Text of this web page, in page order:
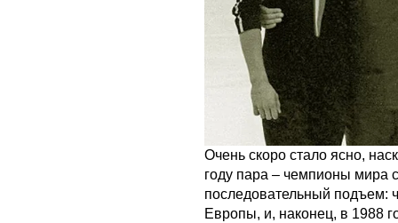
Очень скоро стало ясно,
году пара – чемпионы мира
последовательный подъем:
Европы, и, наконец, в 1988